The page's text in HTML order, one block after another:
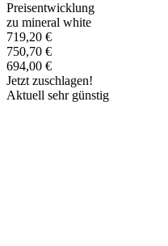
Preisentwicklung
zu mineral white
719,20 €
750,70 €
694,00 €
Jetzt zuschlagen!
Aktuell sehr günstig